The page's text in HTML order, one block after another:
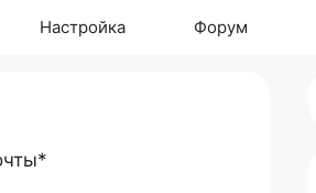
Настройка Форум
*